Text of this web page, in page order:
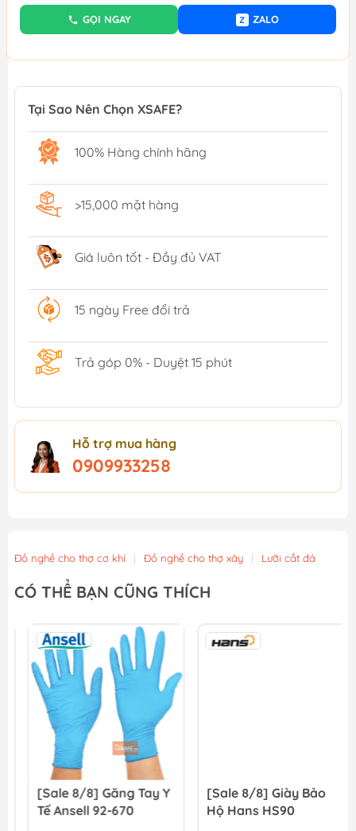
GỌI NGAY Z ZALO
Tại Sao Nên Chọn XSAFE?
100% Hàng chính hãng
>15,000 mặt hàng
Giá luôn tốt - Đầy đủ VAT
15 ngày Free đổi trả
Trả góp 0% - Duyệt 15 phút
Hỗ trợ mua hàng
0909933258
Đồ nghề cho thợ cơ khí | Đồ nghề cho thợ xây | Lưỡi cắt đá
CÓ THỂ BẠN CŨNG THÍCH
[Sale 8/8] Găng Tay Y
Tế Ansell 92-670
[Sale 8/8] Giày Bảo
Hộ Hans HS90